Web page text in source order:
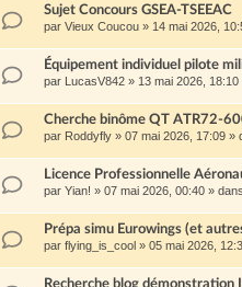
Sujet Concours GSEA-TSEEAC
par Vieux Coucou » 14 mai 2026,
Équipement individuel pilote
par LucasV842 » 13 mai 2026, 18:10
Cherche binôme QT ATR72-
par Roddyfly » 07 mai 2026, 17:09 »
Licence Professionnelle
par Yian! » 07 mai 2026, 00:40 » dans
Prépa simu Eurowings (et
par flying_is_cool » 05 mai 2026,
Recherche blog démonstration